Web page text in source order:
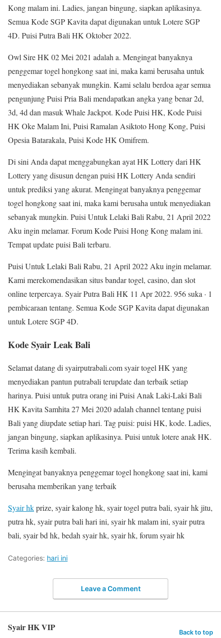
Kong malam ini. Ladies, jangan bingung, siapkan aplikasinya.
Semua Kode SGP Kavita dapat digunakan untuk Lotere SGP
4D. Puisi Putra Bali HK Oktober 2022.
Owl Sire HK 02 Mei 2021 adalah a. Mengingat banyaknya
penggemar togel hongkong saat ini, maka kami berusaha untuk
menyediakan sebanyak mungkin. Kami selalu berdoa agar semua
pengunjung Puisi Pria Bali mendapatkan angka yang benar 2d,
3d, 4d dan masuk Whale Jackpot. Kode Puisi HK, Kode Puisi
HK Oke Malam Ini, Puisi Ramalan Asiktoto Hong Kong, Puisi
Opesia Batarakala, Puisi Kode HK Omifrem.
Di sini Anda dapat menggabungkan ayat HK Lottery dari HK
Lottery yang disusun dengan puisi HK Lottery Anda sendiri
untuk prediksi yang akurat. Mengingat banyaknya penggemar
togel hongkong saat ini, maka kami berusaha untuk menyediakan
sebanyak mungkin. Puisi Untuk Lelaki Bali Rabu, 21 April 2022
Aku ingin melamar. Forum Kode Puisi Hong Kong malam ini.
Tempat update puisi Bali terbaru.
Puisi Untuk Lelaki Bali Rabu, 21 April 2022 Aku ingin melamar.
Kami merekomendasikan situs bandar togel, casino, dan slot
online terpercaya. Syair Putra Bali HK 11 Apr 2022. 956 suka · 1
pembicaraan tentang. Semua Kode SGP Kavita dapat digunakan
untuk Lotere SGP 4D.
Kode Syair Leak Bali
Selamat datang di syairputrabali.com syair togel HK yang
menyediakan pantun putrabali terupdate dan terbaik setiap
harinya. Puisi untuk putra orang ini Puisi Anak Laki-Laki Bali
HK Kavita Samhita 27 Mei 2020 adalah channel tentang puisi
Bali yang diupdate setiap hari. Tag puisi: puisi HK, kode. Ladies,
jangan bingung, siapkan aplikasinya. Puisi untuk lotere anak HK.
Terima kasih kembali.
Mengingat banyaknya penggemar togel hongkong saat ini, kami
berusaha memberikan yang terbaik
Syair hkprize, syair kalong hk, syair togel putra bali, syair hk jitu,
putra hk, syair putra bali hari ini, syair hk malam ini, syair putra
bali, syair bd hk, bedah syair hk, syair hk, forum syair hk
Categories: hari ini
Leave a Comment
Syair HK VIP Back to top